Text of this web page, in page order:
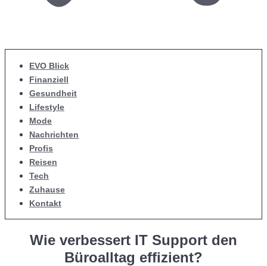
EVO Blick
Finanziell
Gesundheit
Lifestyle
Mode
Nachrichten
Profis
Reisen
Tech
Zuhause
Kontakt
Wie verbessert IT Support den
Büroalltag effizient?